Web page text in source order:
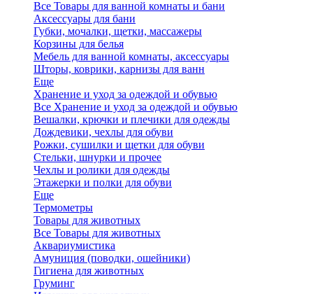
Все Товары для ванной комнаты и бани
Аксессуары для бани
Губки, мочалки, щетки, массажеры
Корзины для белья
Мебель для ванной комнаты, аксессуары
Шторы, коврики, карнизы для ванн
Еще
Хранение и уход за одеждой и обувью
Все Хранение и уход за одеждой и обувью
Вешалки, крючки и плечики для одежды
Дождевики, чехлы для обуви
Рожки, сушилки и щетки для обуви
Стельки, шнурки и прочее
Чехлы и ролики для одежды
Этажерки и полки для обуви
Еще
Термометры
Товары для животных
Все Товары для животных
Аквариумистика
Амуниция (поводки, ошейники)
Гигиена для животных
Груминг